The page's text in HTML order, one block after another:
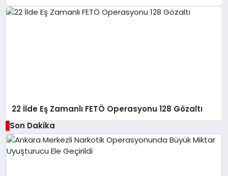
22 İlde Eş Zamanlı FETÖ Operasyonu 128 Gözaltı
Son Dakika